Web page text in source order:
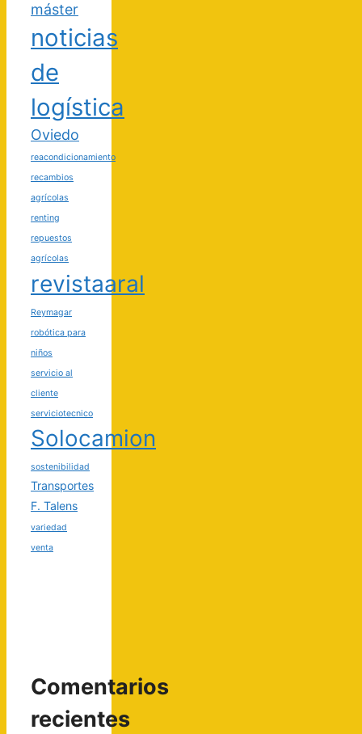
máster
noticias
de
logística
Oviedo
reacondicionamiento
recambios
agrícolas
renting
repuestos
agrícolas
revistaaral
Reymagar
robótica para
niños
servicio al
cliente
serviciotecnico
Solocamion
sostenibilidad
Transportes
F. Talens
variedad
venta
Comentarios
recientes